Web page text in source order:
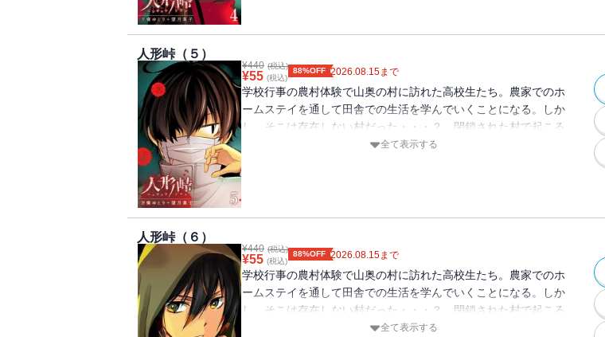
人形峠（５）
¥440 (税込)
¥55 (税込)
88%OFF 2026.08.15まで
学校行事の農村体験で山奥の村に訪れた高校生たち。農家でのホ
ームステイを通して田舎での生活を学んでいくことになる。しか
し、そこは存在しない村だった・・・？ 閉鎖された村で起こる
数々の不可解な出来事に戦慄が走る！ 高校生たちの運命は？
全て表示する
人形峠（６）
¥440 (税込)
¥55 (税込)
88%OFF 2026.08.15まで
学校行事の農村体験で山奥の村に訪れた高校生たち。農家でのホ
ームステイを通して田舎での生活を学んでいくことになる。しか
し、そこは存在しない村だった・・・？ 閉鎖された村で起こる
数々の不可解な出来事に戦慄が走る！ 高校生たちの運命は？
全て表示する